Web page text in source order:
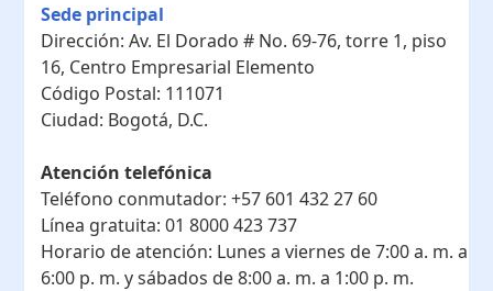
Sede principal
Dirección: Av. El Dorado # No. 69-76, torre 1, piso
16, Centro Empresarial Elemento
Código Postal: 111071
Ciudad: Bogotá, D.C.
Atención telefónica
Teléfono conmutador: +57 601 432 27 60
Línea gratuita: 01 8000 423 737
Horario de atención: Lunes a viernes de 7:00 a. m. a
6:00 p. m. y sábados de 8:00 a. m. a 1:00 p. m.